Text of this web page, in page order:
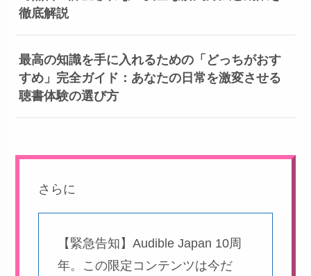
徹底解説
最高の知識を手に入れるための「どっちがおす
すめ」完全ガイド：あなたの日常を激変させる
聴書体験の選び方
さらに
【緊急告知】Audible Japan 10周
年。この限定コンテンツは今だ